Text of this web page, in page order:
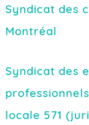
Syndicat des
Montréal
Syndicat des
locale 571